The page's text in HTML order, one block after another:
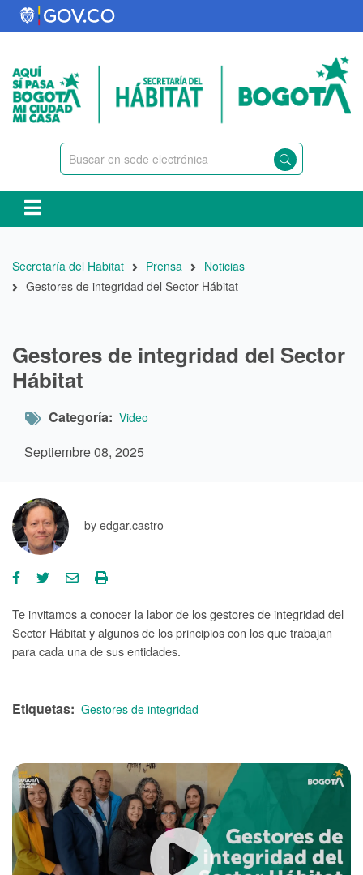
Pasar
al
principal
Ruta
de
Secretaría del Habitat Prensa
Noticias
Gestores de integridad del Sector Hábitat
Gestores de integridad del Sector
Hábitat
Categoría Video
Septiembre 08, 2025
by edgar.castro
Te invitamos a conocer la labor de los gestores de integridad del
Sector Hábitat y algunos de los principios con los que trabajan
para cada una de sus entidades.
Etiquetas Gestores de integridad